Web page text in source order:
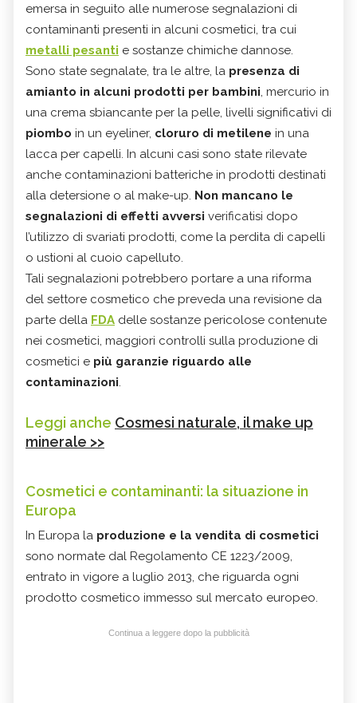
emersa in seguito alle numerose segnalazioni di
contaminanti presenti in alcuni cosmetici, tra cui
metalli pesanti e sostanze chimiche dannose.
Sono state segnalate, tra le altre, la presenza di
amianto in alcuni prodotti per bambini, mercurio in
una crema sbiancante per la pelle, livelli significativi di
piombo in un eyeliner, cloruro di metilene in una
lacca per capelli. In alcuni casi sono state rilevate
anche contaminazioni batteriche in prodotti destinati
alla detersione o al make-up. Non mancano le
segnalazioni di effetti avversi verificatisi dopo
l’utilizzo di svariati prodotti, come la perdita di capelli
o ustioni al cuoio capelluto.
Tali segnalazioni potrebbero portare a una riforma
del settore cosmetico che preveda una revisione da
parte della FDA delle sostanze pericolose contenute
nei cosmetici, maggiori controlli sulla produzione di
cosmetici e più garanzie riguardo alle
contaminazioni.
Leggi anche Cosmesi naturale, il make up
minerale >>
Cosmetici e contaminanti: la situazione in
Europa
In Europa la produzione e la vendita di cosmetici
sono normate dal Regolamento CE 1223/2009,
entrato in vigore a luglio 2013, che riguarda ogni
prodotto cosmetico immesso sul mercato europeo.
Continua a leggere dopo la pubblicità